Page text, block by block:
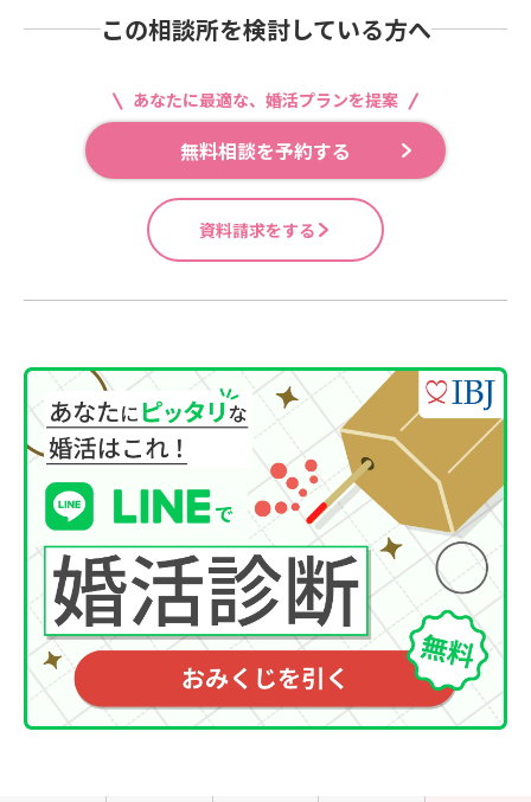
この相談所を検討している方へ
あなたに最適な、婚活プランを提案
無料相談を予約する
資料請求をする